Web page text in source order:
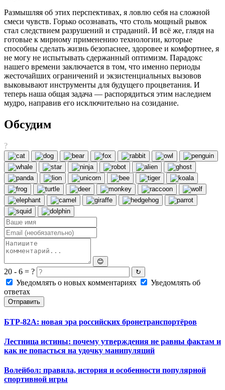
Размышляя об этих перспективах, я ловлю себя на сложной
смеси чувств. Горько осознавать, что столь мощный рывок
стал следствием разрушений и страданий. И всё же, глядя на
готовые к мирному применению технологии, которые
способны сделать жизнь безопаснее, здоровее и комфортнее, я
не могу не испытывать сдержанный оптимизм. Парадокс
нашего времени заключается в том, что именно периоды
жесточайших ограничений и экзистенциальных вызовов
выковывают инструменты для будущего процветания. И
теперь наша общая задача — распорядиться этим наследием
мудро, направив его исключительно на созидание.
Обсудим
?
😊
20 - 6 = ? ↻
Уведомлять о новых комментариях
Уведомлять об
ответах
Отправить
БТР-82А: новая эра российских бронетранспортёров
Лестница истины: почему утверждения не равны фактам и
как не попасться на удочку манипуляций
Волейбол: правила, история и особенности популярной
спортивной игры